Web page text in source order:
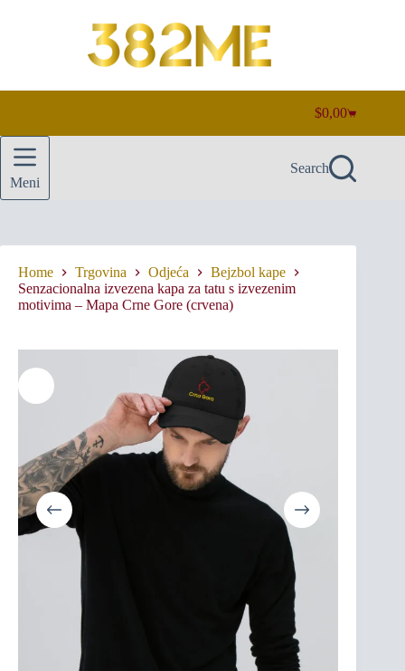
Shopping
cart
$0,00
Meni
Search
Home Trgovina Odjeća
Bejzbol kape
Senzacionalna izvezena kapa za tatu s izvezenim
motivima – Mapa Crne Gore (crvena)